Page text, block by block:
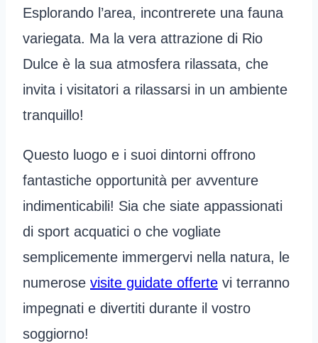
Esplorando l’area, incontrerete una fauna
variegata. Ma la vera attrazione di Rio
Dulce è la sua atmosfera rilassata, che
invita i visitatori a rilassarsi in un ambiente
tranquillo!
Questo luogo e i suoi dintorni offrono
fantastiche opportunità per avventure
indimenticabili! Sia che siate appassionati
di sport acquatici o che vogliate
semplicemente immergervi nella natura, le
numerose visite guidate offerte vi terranno
impegnati e divertiti durante il vostro
soggiorno!